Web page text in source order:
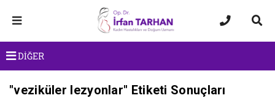
DİĞER
"veziküler lezyonlar" Etiketi Sonuçları